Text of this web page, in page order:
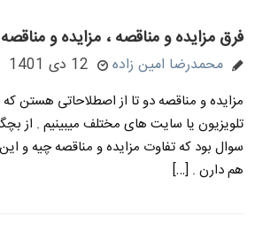
فرق مزایده و مناقصه ، مزایده و
محمدرضا امین زاده 12 دی 1401
مزایده و مناقصه دو تا از اصطلاحاتی هستن
تلویزیون یا سایت های مختلف میبینیم . از
سوال بود که تفاوت مزایده و مناقصه چیه و این
هم دارن . […]